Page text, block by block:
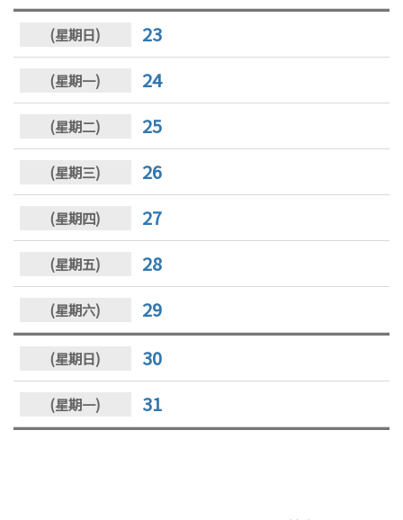
23
24
25
26
27
28
29
30
31